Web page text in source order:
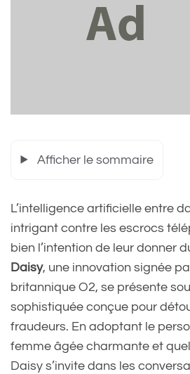
Afficher le sommaire
L’intelligence artificielle entre
intrigant contre les escrocs
bien l’intention de leur donner
Daisy, une innovation signée
britannique O2, se présente
sophistiquée conçue pour
fraudeurs. En adoptant le
femme âgée charmante et
Daisy s’invite dans les